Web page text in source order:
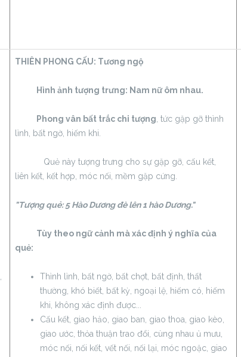
THIÊN PHONG CẤU: Tương ngộ
Hình ảnh tượng trưng: Nam nữ ôm nhau.
Phong vân bất trắc chi tượng , tức gặp gỡ thình
lình, bất ngờ, hiếm khi.
Quẻ này tượng trưng cho sự gặp gỡ, cấu kết,
liên kết, kết hợp, móc nối, mềm gặp cứng.
"Tượng quẻ: 5 Hào Dương đè lên 1 hào Dương."
Tùy theo ngữ cảnh mà xác định ý nghĩa của
quẻ:
Thình lình, bất ngờ, bất chợt, bất định, thất
thường, khó biết, bất kỳ, ngoại lệ, hiếm có, hiếm
khi, không xác định được...
Cấu kết, giao hảo, giao ban, giao thoa, giao kèo,
giao ước, thỏa thuận trao đổi, cùng nhau ủ mưu,
móc nối, nối kết, vết nối, nối lại, móc ngoặc, giao